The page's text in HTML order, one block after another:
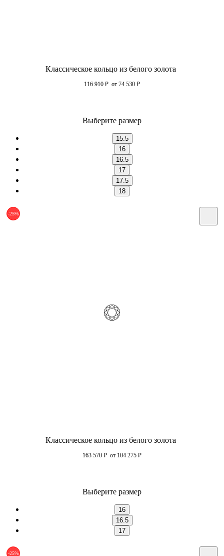
Классическое кольцо из белого золота
116 910 ₽ от 74 530 ₽
Выберите размер
15.5
16
16.5
17
17.5
18
-25%
Классическое кольцо из белого золота
163 570 ₽ от 104 275 ₽
Выберите размер
16
16.5
17
-25%